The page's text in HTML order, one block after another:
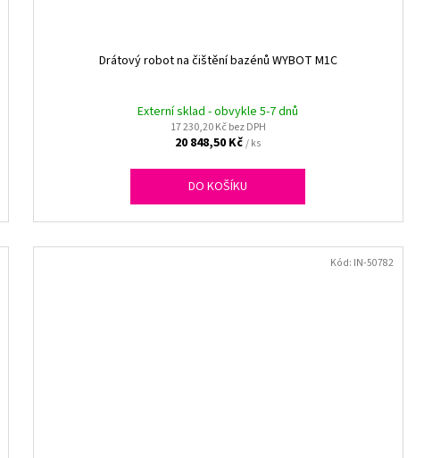
Drátový robot na čištění bazénů WYBOT M1C
Externí sklad - obvykle 5-7 dnů
17 230,20 Kč bez DPH
20 848,50 Kč/ ks
DO KOŠÍKU
Kód: IN-50782